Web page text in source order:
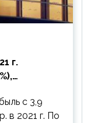
г.
с 3,9
в 2021 г. По